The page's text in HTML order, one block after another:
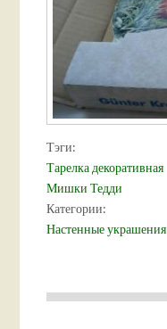
Тэги:
Тарелка декоративная
Мишки Тедди
Категории:
Настенные украшения